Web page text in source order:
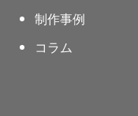
制作事例
コラム